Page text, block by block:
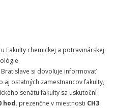
Fakulty chemickej a potravinárskej
Bratislave si dovoľuje informovať
aj ostatných zamestnancov fakulty,
senátu fakulty sa uskutoční
hod. prezenčne v miestnosti CH3